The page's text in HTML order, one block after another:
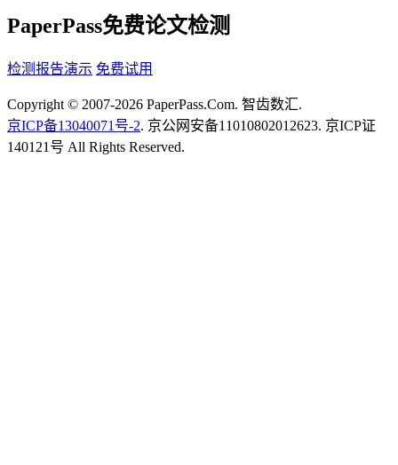
PaperPass免费论文检测
检测报告演示 免费试用
Copyright © 2007-2026 PaperPass.Com. 智齿数汇.
京ICP备13040071号-2. 京公网安备11010802012623. 京ICP证
140121号 All Rights Reserved.